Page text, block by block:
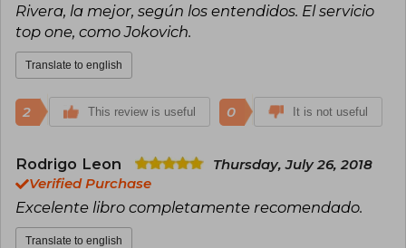
Rivera, la mejor, según los entendidos. El servicio
top one, como Jokovich.
Translate to english
2 This review is useful 0 It is not useful
Rodrigo Leon
Thursday, July 26, 2018
Verified Purchase
Excelente libro completamente recomendado.
Translate to english